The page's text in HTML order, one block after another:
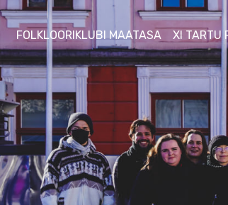
FOLKLOORIKLUBI MAATASA XI TARTU